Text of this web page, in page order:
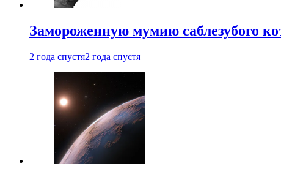
Замороженную мумию саблезубого
2 года спустя2 года спустя